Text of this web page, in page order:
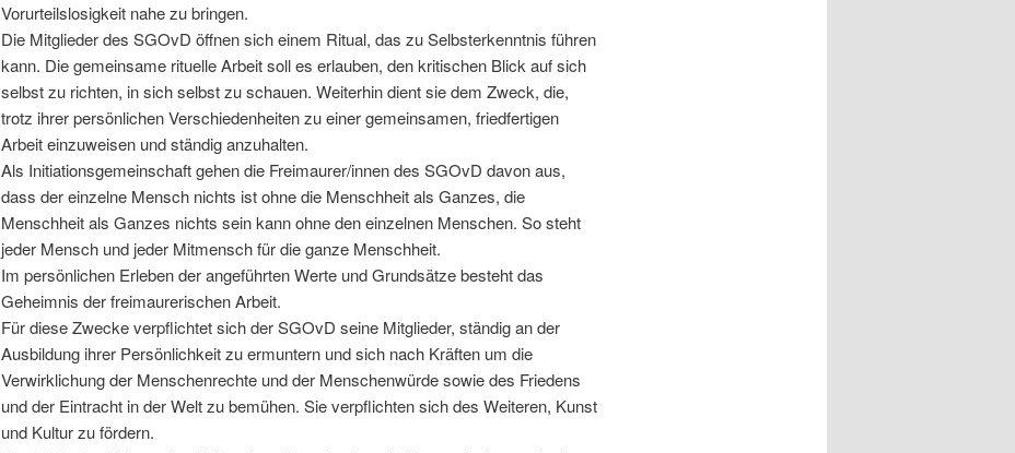
Vorurteilslosigkeit nahe zu bringen.
Die Mitglieder des SGOvD öffnen sich einem Ritual, das zu Selbsterkenntnis führen
kann. Die gemeinsame rituelle Arbeit soll es erlauben, den kritischen Blick auf sich
selbst zu richten, in sich selbst zu schauen. Weiterhin dient sie dem Zweck, die,
trotz ihrer persönlichen Verschiedenheiten zu einer gemeinsamen, friedfertigen
Arbeit einzuweisen und ständig anzuhalten.
Als Initiationsgemeinschaft gehen die Freimaurer/innen des SGOvD davon aus,
dass der einzelne Mensch nichts ist ohne die Menschheit als Ganzes, die
Menschheit als Ganzes nichts sein kann ohne den einzelnen Menschen. So steht
jeder Mensch und jeder Mitmensch für die ganze Menschheit.
Im persönlichen Erleben der angeführten Werte und Grundsätze besteht das
Geheimnis der freimaurerischen Arbeit.
Für diese Zwecke verpflichtet sich der SGOvD seine Mitglieder, ständig an der
Ausbildung ihrer Persönlichkeit zu ermuntern und sich nach Kräften um die
Verwirklichung der Menschenrechte und der Menschenwürde sowie des Friedens
und der Eintracht in der Welt zu bemühen. Sie verpflichten sich des Weiteren, Kunst
und Kultur zu fördern.